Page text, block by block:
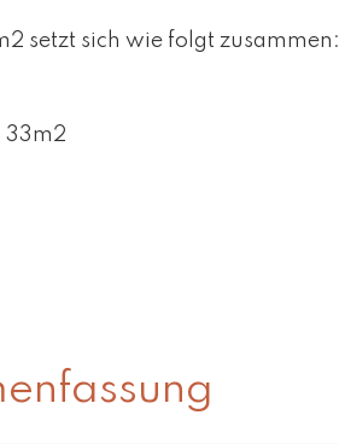
setzt sich wie folgt zusammen:
33m2